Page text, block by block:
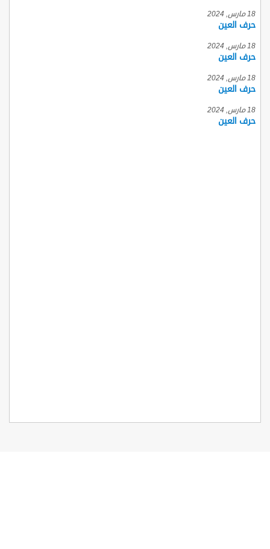
18 مارس, 2024
حرف العين
18 مارس, 2024
حرف العين
18 مارس, 2024
حرف العين
18 مارس, 2024
حرف العين